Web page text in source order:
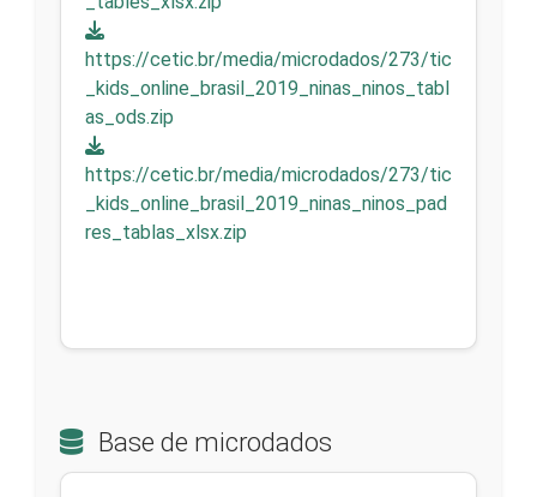
https://cetic.br/media/microdados/273/tic
_kids_online_brasil_2019_ninas_ninos_tabl
as_ods.zip
https://cetic.br/media/microdados/273/tic
_kids_online_brasil_2019_ninas_ninos_pad
res_tablas_xlsx.zip
Base de microdados